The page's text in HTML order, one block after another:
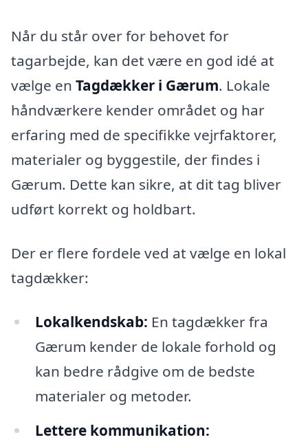
Når du står over for behovet for
tagarbejde, kan det være en god idé at
vælge en Tagdækker i Gærum. Lokale
håndværkere kender området og har
erfaring med de specifikke vejrfaktorer,
materialer og byggestile, der findes i
Gærum. Dette kan sikre, at dit tag bliver
udført korrekt og holdbart.
Der er flere fordele ved at vælge en lokal
tagdækker:
Lokalkendskab: En tagdækker fra
Gærum kender de lokale forhold og
kan bedre rådgive om de bedste
materialer og metoder.
Lettere kommunikation: